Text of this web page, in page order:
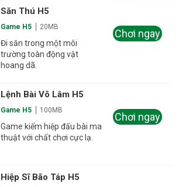
Săn Thú H5
Game H5 20MB
Đi săn trong một môi
trường toàn động vật
hoang dã.
Chơi ngay
Lệnh Bài Võ Lâm H5
Game H5 100MB
Game kiếm hiệp đấu bài ma
thuật với chất chơi cực lạ.
Chơi ngay
Hiệp Sĩ Bão Táp H5